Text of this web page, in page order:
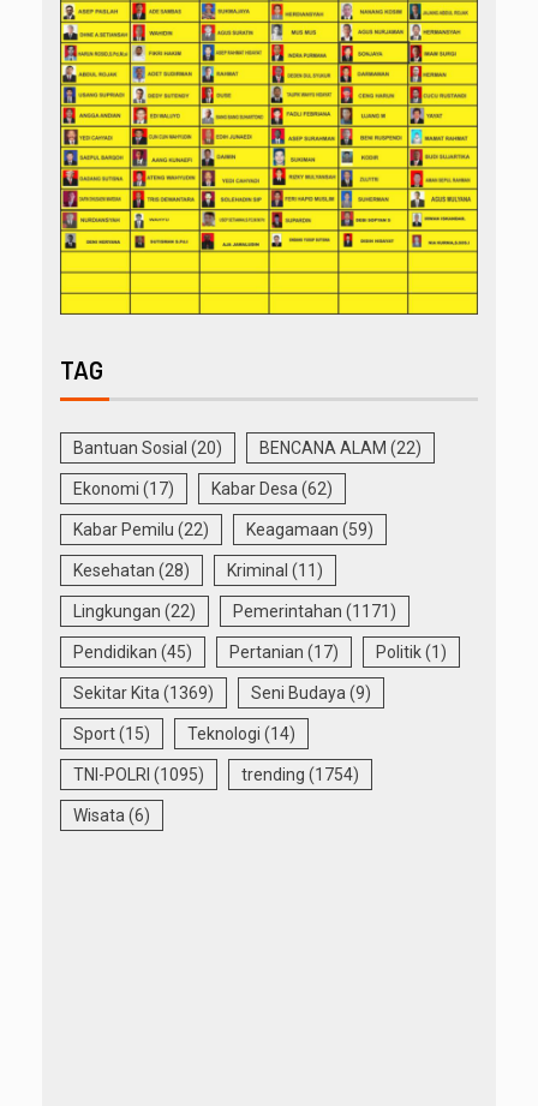
TAG
Bantuan Sosial (20) BENCANA ALAM (22)
Ekonomi (17) Kabar Desa (62)
Kabar Pemilu (22) Keagamaan (59)
Kesehatan (28) Kriminal (11)
Lingkungan (22) Pemerintahan (1171)
Pendidikan (45) Pertanian (17) Politik(1)
Sekitar Kita (1369) Seni Budaya (9)
Sport(15) Teknologi (14)
TNI-POLRI (1095) trending (1754)
Wisata (6)